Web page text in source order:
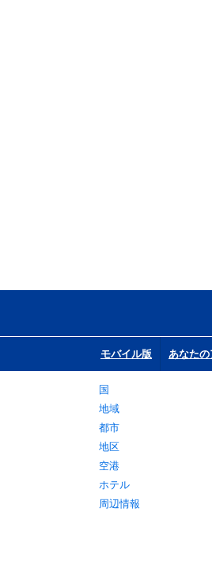
モバイル版 あなた
国
地域
都市
地区
空港
ホテル
周辺情報